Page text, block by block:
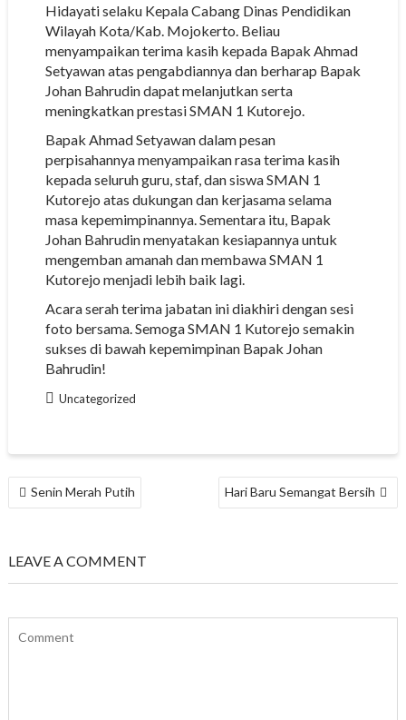
Hidayati selaku Kepala Cabang Dinas Pendidikan
Wilayah Kota/Kab. Mojokerto. Beliau
menyampaikan terima kasih kepada Bapak Ahmad
Setyawan atas pengabdiannya dan berharap Bapak
Johan Bahrudin dapat melanjutkan serta
meningkatkan prestasi SMAN 1 Kutorejo.
Bapak Ahmad Setyawan dalam pesan
perpisahannya menyampaikan rasa terima kasih
kepada seluruh guru, staf, dan siswa SMAN 1
Kutorejo atas dukungan dan kerjasama selama
masa kepemimpinannya. Sementara itu, Bapak
Johan Bahrudin menyatakan kesiapannya untuk
mengemban amanah dan membawa SMAN 1
Kutorejo menjadi lebih baik lagi.
Acara serah terima jabatan ini diakhiri dengan sesi
foto bersama. Semoga SMAN 1 Kutorejo semakin
sukses di bawah kepemimpinan Bapak Johan
Bahrudin!
Uncategorized
NAVIGASI
POS
Senin Merah Putih Hari Baru Semangat Bersih
LEAVE A COMMENT